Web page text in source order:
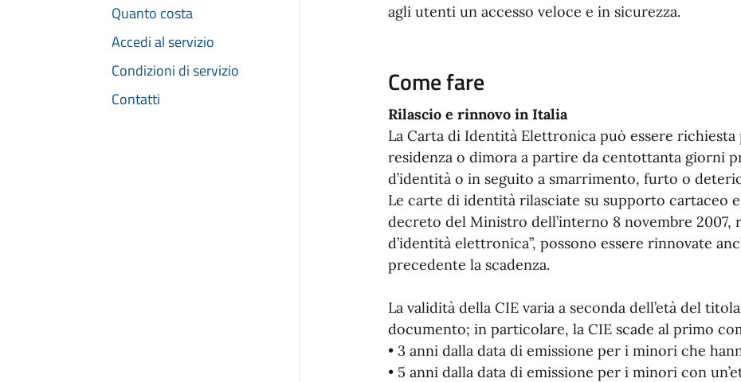
Quanto costa
Accedi al servizio
Condizioni di servizio
Contatti
agli utenti un accesso veloce e in sicurezza.
Come fare
Rilascio e rinnovo in Italia
La Carta di Identità Elettronica può essere
residenza o dimora a partire da centottanta giorni
d’identità o in seguito a smarrimento, furto o
Le carte di identità rilasciate su supporto cartaceo
decreto del Ministro dell’interno 8 novembre 2007,
d’identità elettronica”, possono essere rinnovate
precedente la scadenza.
La validità della CIE varia a seconda dell’età del
documento; in particolare, la CIE scade al primo
• 3 anni dalla data di emissione per i minori che
• 5 anni dalla data di emissione per i minori con